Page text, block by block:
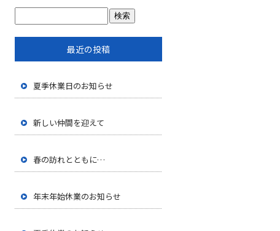
最近の投稿
夏季休業日のお知らせ
新しい仲間を迎えて
春の訪れとともに…
年末年始休業のお知らせ